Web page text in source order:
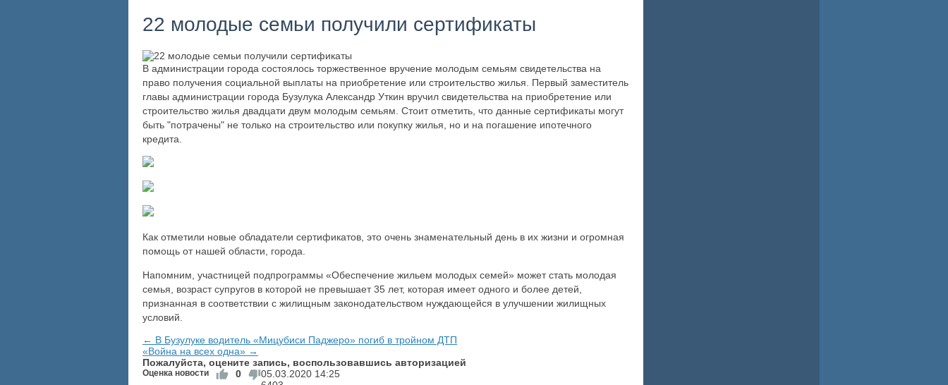
22 молодые семьи получили сертификаты
В администрации города состоялось торжественное вручение молодым семьям свидетельства на
право получения социальной выплаты на приобретение или строительство жилья. Первый заместитель
главы администрации города Бузулука Александр Уткин вручил свидетельства на приобретение или
строительство жилья двадцати двум молодым семьям. Стоит отметить, что данные сертификаты могут
быть "потрачены" не только на строительство или покупку жилья, но и на погашение ипотечного
кредита.
Как отметили новые обладатели сертификатов, это очень знаменательный день в их жизни и огромная
помощь от нашей области, города.
Напомним, участницей подпрограммы «Обеспечение жильем молодых семей» может стать молодая
семья, возраст супругов в которой не превышает 35 лет, которая имеет одного и более детей,
признанная в соответствии с жилищным законодательством нуждающейся в улучшении жилищных
условий.
← В Бузулуке водитель «Мицубиси Паджеро» погиб в тройном ДТП
«Война на всех одна» →
Пожалуйста, оцените запись, воспользовавшись авторизацией
Оценка новости 0 05.03.2020 14:25